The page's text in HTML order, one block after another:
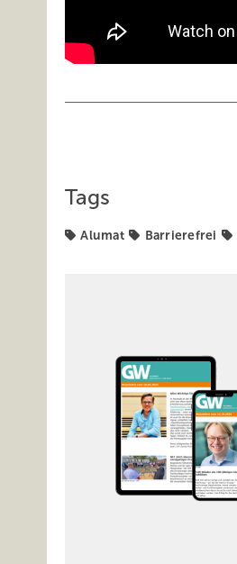
Tags
Alumat Barrierefrei